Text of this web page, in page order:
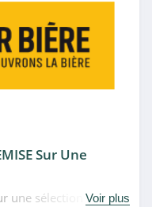
Sur Une
une sélection deVoir plus